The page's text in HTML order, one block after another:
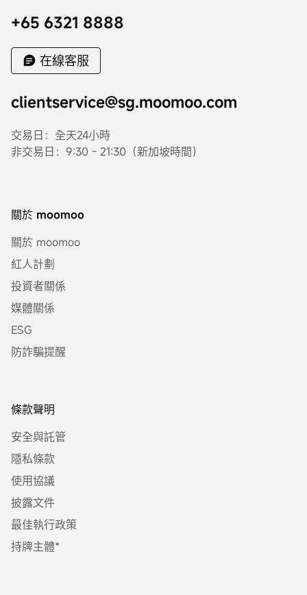
+65 6321 8888
在線客服
clientservice@sg.moomoo.com
交易日：全天24小時
非交易日：9:30 - 21:30（新加坡時間）
關於 moomoo
關於 moomoo
紅人計劃
投資者關係
媒體關係
ESG
防詐騙提醒
條款聲明
安全與託管
隱私條款
使用協議
披露文件
最佳執行政策
持牌主體*